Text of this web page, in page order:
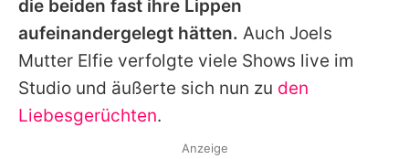
die beiden fast ihre Lippen
aufeinandergelegt hätten. Auch Joels
Mutter Elfie verfolgte viele Shows live im
Studio und äußerte sich nun zu den
Liebesgerüchten.
Anzeige